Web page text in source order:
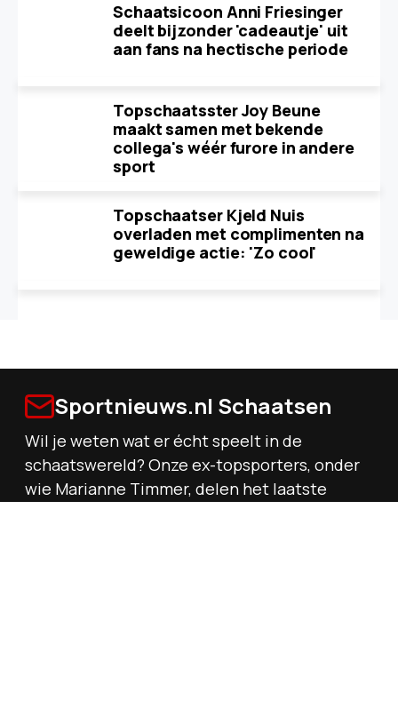
Schaatsicoon Anni Friesinger
deelt bijzonder 'cadeautje' uit
aan fans na hectische periode
Topschaatsster Joy Beune
maakt samen met bekende
collega's wéér furore in andere
sport
Topschaatser Kjeld Nuis
overladen met complimenten na
geweldige actie: 'Zo cool'